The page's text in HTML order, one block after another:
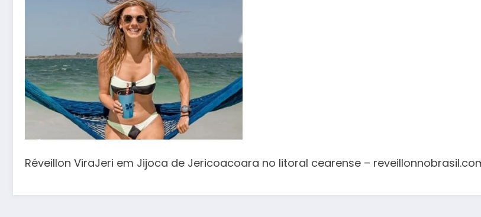
Réveillon ViraJeri em Jijoca de Jericoacoara no litoral cearense –